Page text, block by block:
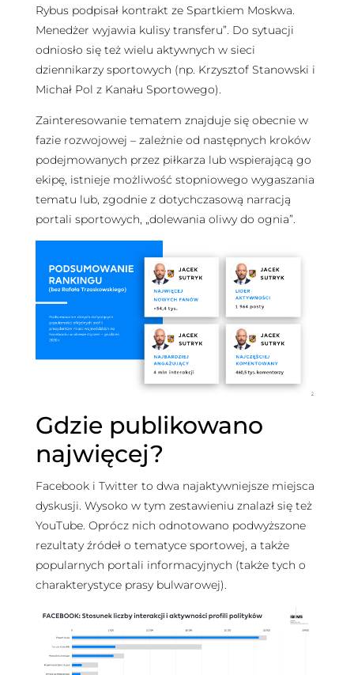
Rybus podpisał kontrakt ze Spartkiem Moskwa.
Menedżer wyjawia kulisy transferu”. Do sytuacji
odniosło się też wielu aktywnych w sieci
dziennikarzy sportowych (np. Krzysztof Stanowski i
Michał Pol z Kanału Sportowego).
Zainteresowanie tematem znajduje się obecnie w
fazie rozwojowej – zależnie od następnych kroków
podejmowanych przez piłkarza lub wspierającą go
ekipę, istnieje możliwość stopniowego wygaszania
tematu lub, zgodnie z dotychczasową narracją
portali sportowych, „dolewania oliwy do ognia”.
Gdzie publikowano
najwięcej?
Facebook i Twitter to dwa najaktywniejsze miejsca
dyskusji. Wysoko w tym zestawieniu znalazł się też
YouTube. Oprócz nich odnotowano podwyższone
rezultaty źródeł o tematyce sportowej, a także
popularnych portali informacyjnych (także tych o
charakterystyce prasy bulwarowej).